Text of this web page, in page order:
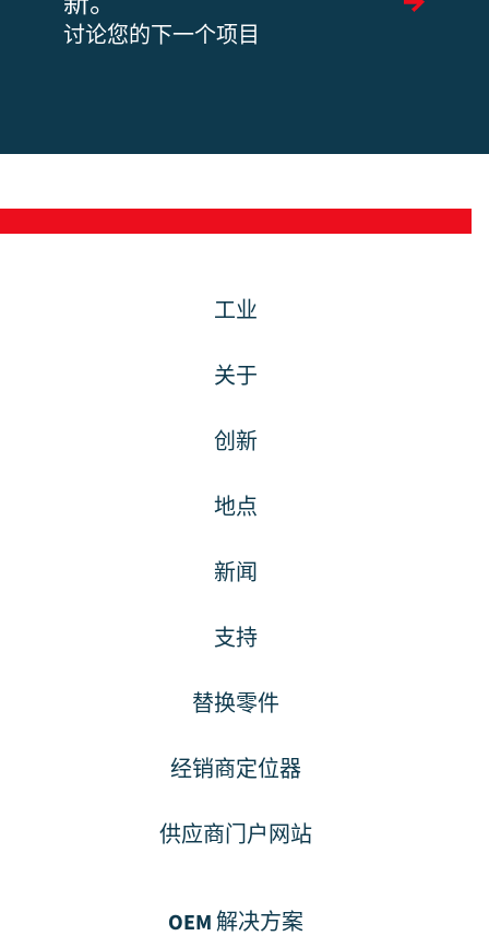
讨论您的下一个项目
工业
关于
创新
地点
新闻
支持
替换零件
经销商定位器
供应商门户网站
OEM 解决方案